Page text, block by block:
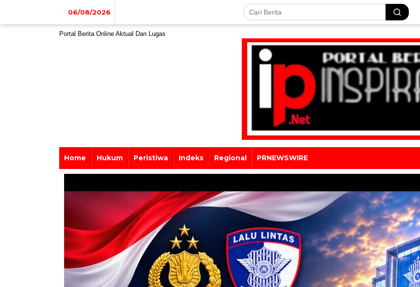
06/08/2026
Portal Berita Online Aktual Dan Lugas
Home Hukum Peristiwa Indeks Regional PRNEWSWIRE